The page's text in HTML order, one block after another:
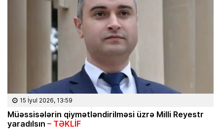
15 İyul 2026, 13:59
Müəssisələrin qiymətləndirilməsi üzrə Milli Reyestr
yaradılsın – TƏKLİF